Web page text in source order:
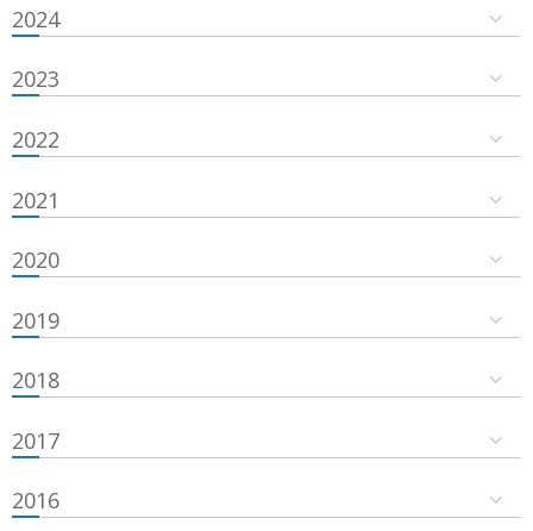
2024
2023
2022
2021
2020
2019
2018
2017
2016